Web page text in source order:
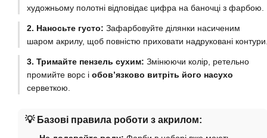
художньому полотні відповідає цифра на баночці з фарбою.
2. Наносьте густо: Зафарбовуйте ділянки насиченим
шаром акрилу, щоб повністю приховати надруковані
3. Тримайте пензель сухим: Змінюючи колір, ретельно
промийте ворс і обов’язково витріть його насухо
серветкою.
💡 Базові правила роботи з акрилом: